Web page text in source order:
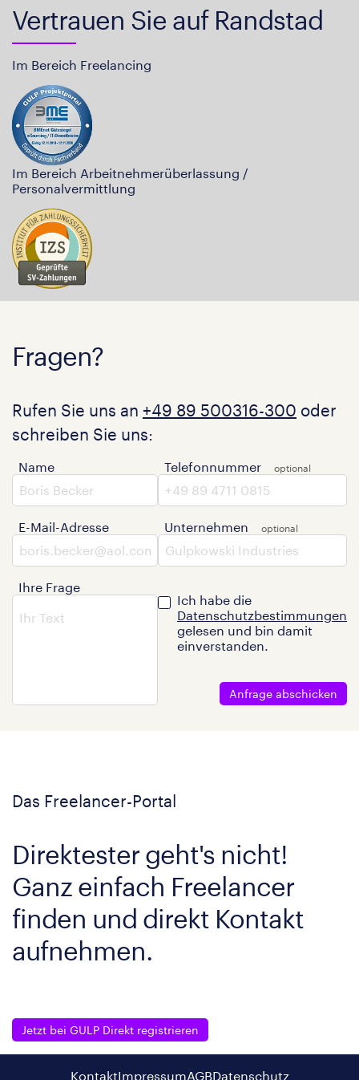
Vertrauen Sie auf Randstad
Im Bereich Freelancing
Im Bereich Arbeitnehmerüberlassung /
Personalvermittlung
Fragen?
Rufen Sie uns an +49 89 500316-300 oder
schreiben Sie uns:
Name
E-Mail-Adresse
Ihre Frage
Telefonnummer
Unternehmen
Ich habe die
Datenschutzbestimmungen
gelesen und bin damit
einverstanden.
Anfrage abschicken
Das Freelancer-Portal
Direktester geht's nicht!
Ganz einfach Freelancer
finden und direkt Kontakt
aufnehmen.
Jetzt bei GULP Direkt registrieren
KontaktImpressumAGBDatenschutz